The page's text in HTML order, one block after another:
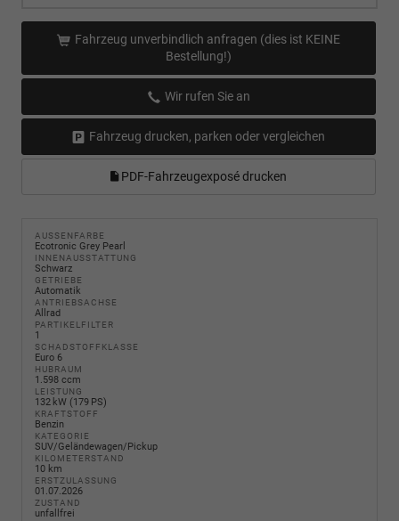
Fahrzeug unverbindlich anfragen (dies ist KEINE
Bestellung!)
Wir rufen Sie an
Fahrzeug drucken, parken oder vergleichen
PDF-Fahrzeugexposé drucken
AUSSENFARBE
Ecotronic Grey Pearl
INNENAUSSTATTUNG
Schwarz
GETRIEBE
Automatik
ANTRIEBSACHSE
Allrad
PARTIKELFILTER
1
SCHADSTOFFKLASSE
Euro 6
HUBRAUM
1.598 ccm
LEISTUNG
132 kW (179 PS)
KRAFTSTOFF
Benzin
KATEGORIE
SUV/Geländewagen/Pickup
KILOMETERSTAND
10 km
ERSTZULASSUNG
01.07.2026
ZUSTAND
unfallfrei